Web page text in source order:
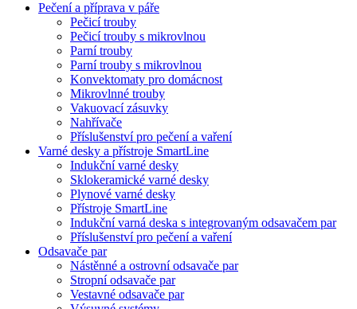
Pečení a příprava v páře
Pečicí trouby
Pečicí trouby s mikrovlnou
Parní trouby
Parní trouby s mikrovlnou
Konvektomaty pro domácnost
Mikrovlnné trouby
Vakuovací zásuvky
Nahřívače
Příslušenství pro pečení a vaření
Varné desky a přístroje SmartLine
Indukční varné desky
Sklokeramické varné desky
Plynové varné desky
Přístroje SmartLine
Indukční varná deska s integrovaným odsavačem par
Příslušenství pro pečení a vaření
Odsavače par
Nástěnné a ostrovní odsavače par
Stropní odsavače par
Vestavné odsavače par